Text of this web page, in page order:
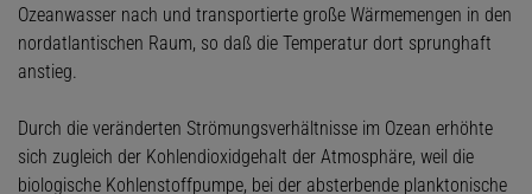
Ozeanwasser nach und transportierte große Wärmemengen in den
nordatlantischen Raum, so daß die Temperatur dort sprunghaft
anstieg.
Durch die veränderten Strömungsverhältnisse im Ozean erhöhte
sich zugleich der Kohlendioxidgehalt der Atmosphäre, weil die
biologische Kohlenstoffpumpe, bei der absterbende planktonische